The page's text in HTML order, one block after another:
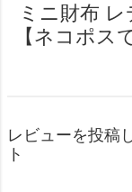
ミニ財布
【ネコポス
レビューを投稿
ト